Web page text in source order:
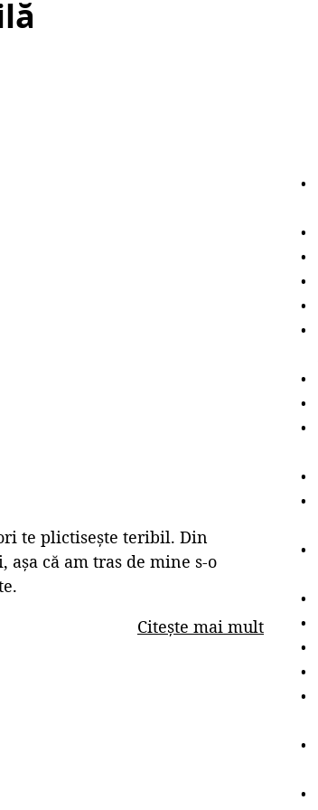
te plictisește teribil. Din
că am tras de mine s-o
Citește mai mult